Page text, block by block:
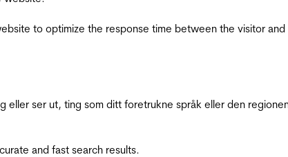
to optimize the response time between the visitor
ser ut, ting som ditt foretrukne språk eller den
and fast search results.